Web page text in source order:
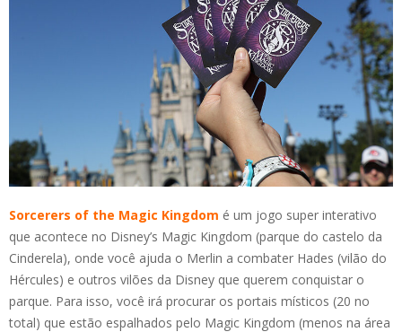
Sorcerers of the Magic Kingdom é um jogo super interativo
que acontece no Disney’s Magic Kingdom (parque do castelo da
Cinderela), onde você ajuda o Merlin a combater Hades (vilão do
Hércules) e outros vilões da Disney que querem conquistar o
parque. Para isso, você irá procurar os portais místicos (20 no
total) que estão espalhados pelo Magic Kingdom (menos na área